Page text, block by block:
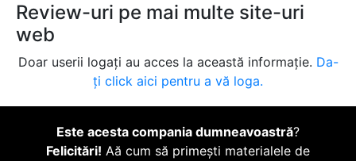
Review-uri pe mai multe site-uri
web
Doar userii logați au acces la această informație. Da-
ți click aici pentru a vă loga.
Este acesta compania dumneavoastră?
Felicitări! Aă cum să primești materialele de